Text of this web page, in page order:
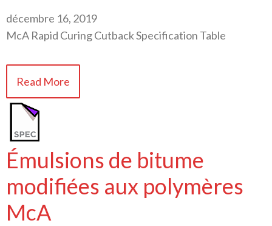
décembre 16, 2019
McA Rapid Curing Cutback Specification Table
Read More
Émulsions de bitume
modifiées aux polymères
McA